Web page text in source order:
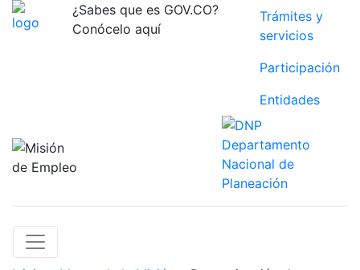
¿Sabes que es GOV.CO?
Conócelo aquí
Trámites y
servicios
Participación
Entidades